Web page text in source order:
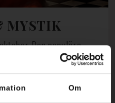
Om
MYSTIK
Den populära
Den 10 oktober är ni
mordhistoria på
samlas,